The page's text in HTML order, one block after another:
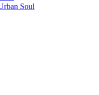
Soul